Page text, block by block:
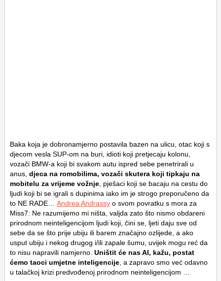
Baka koja je dobronamjerno postavila bazen na ulicu, otac koji s
djecom vesla SUP-om na buri, idioti koji pretjecaju kolonu,
vozači BMW-a koji bi svakom autu ispred sebe penetrirali u
anus, djeca na romobilima, vozači skutera koji tipkaju na
mobitelu za vrijeme vožnje , pješaci koji se bacaju na cestu do
ljudi koji bi se igrali s dupinima iako im je strogo preporučeno da
to NE RADE… Andrea Andrassy o svom povratku s mora za
Miss7: Ne razumijemo mi ništa, valjda zato što nismo obdareni
prirodnom neinteligencijom ljudi koji, čini se, ljeti daju sve od
sebe da se što prije ubiju ili barem značajno ozlijede, a ako
usput ubiju i nekog drugog i/ili zapale šumu, uvijek mogu reć da
to nisu napravili namjerno. Uništit će nas AI, kažu, postat
ćemo taoci umjetne inteligencije , a zapravo smo već odavno
u talačkoj krizi predvođenoj prirodnom neinteligencijom …